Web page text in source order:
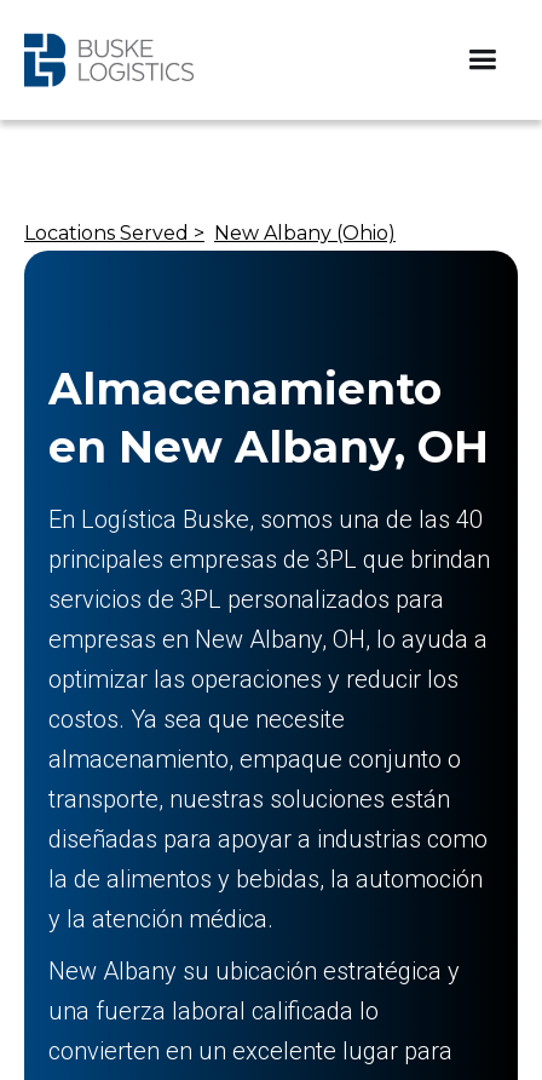
Locations Served > New Albany (Ohio)
Almacenamiento
en New Albany, OH
En Logística Buske, somos una de las 40
principales empresas de 3PL que brindan
servicios de 3PL personalizados para
empresas en New Albany, OH, lo ayuda a
optimizar las operaciones y reducir los
costos. Ya sea que necesite
almacenamiento, empaque conjunto o
transporte, nuestras soluciones están
diseñadas para apoyar a industrias como
la de alimentos y bebidas, la automoción
y la atención médica.
New Albany su ubicación estratégica y
una fuerza laboral calificada lo
convierten en un excelente lugar para